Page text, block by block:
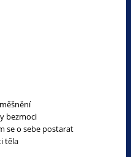
bezmoci
se o sebe postarat
těla